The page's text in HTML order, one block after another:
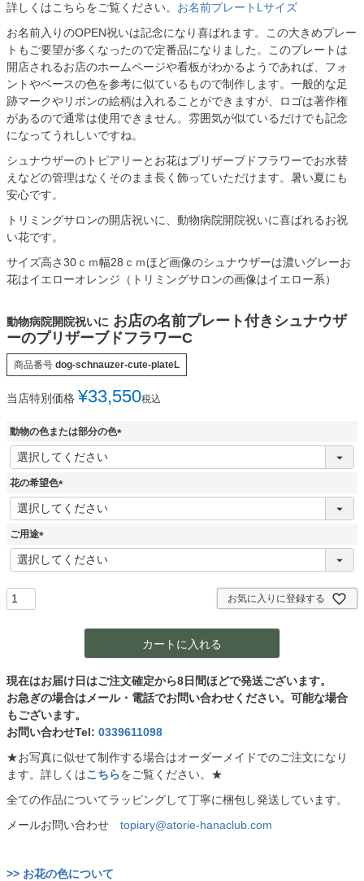
詳しくはこちらをご覧ください。 お名前プレートLサイズ
お名前入りのOPEN祝いは記念になり喜ばれます。この大きめプレー
トもご要望が多くなったので定番品になりました。このプレートは
開店されるお店のホームページや看板がわかるようであれば、フォ
ントやベースの色を参考に似ているもので制作します。一般的な足
跡マークやリボンの絵柄は入れることができますが、ロゴは著作権
があるので通常は使用できません。雰囲気が似ているだけでも記念
になってうれしいですね。
シュナウザーのトピアリーとお花はプリザーブドフラワーでお水替
えなどの管理はなくそのまま長く飾っていただけます。暑い夏にも
安心です。
トリミングサロンの開店祝いに、動物病院開院祝いに喜ばれるお祝
い花です。
サイズ高さ30ｃｍ幅28ｃｍほど画像のシュナウザーは濃いグレーお
花はイエローオレンジ（トリミングサロンの画像はイエロー系）
動物病院開院祝いに お店の名前プレート付きシュナウザ
ーのプリザーブドフラワーC
商品番号 dog-schnauzer-cute-plateL
当店特別価格 ¥33,550税込
動物の色または部分の色
(
花の希望色
(
必
ご用途
(
必
お気に入りに登録する
カートに入れる
現在はお届け日はご注文確定から8日間ほどで発送ございます。
お急ぎの場合はメール・電話でお問い合わせください。可能な場合
もございます。
お問い合わせTel: 0339611098
★お写真に似せて制作する場合はオーダーメイドでのご注文になり
ます。詳しくはこちらをご覧ください。★
全ての作品についてラッピングして丁寧に梱包し発送しています。
メールお問い合わせ topiary@atorie-hanaclub.com
>> お花の色について